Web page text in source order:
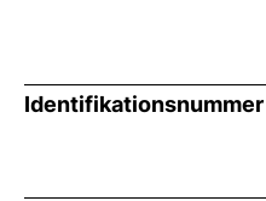
Identifikationsnummer